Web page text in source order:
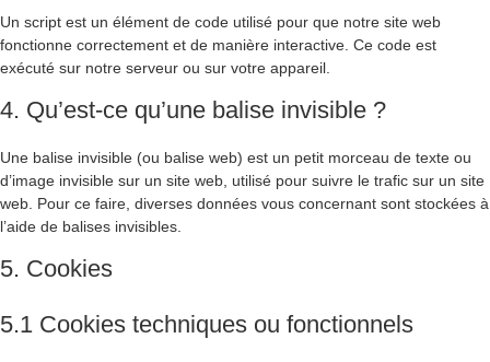
Un script est un élément de code utilisé pour que notre site web
fonctionne correctement et de manière interactive. Ce code est
exécuté sur notre serveur ou sur votre appareil.
4. Qu’est-ce qu’une balise invisible ?
Une balise invisible (ou balise web) est un petit morceau de texte ou
d’image invisible sur un site web, utilisé pour suivre le trafic sur un site
web. Pour ce faire, diverses données vous concernant sont stockées à
l’aide de balises invisibles.
5. Cookies
5.1 Cookies techniques ou fonctionnels